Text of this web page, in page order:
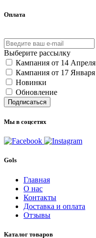
Оплата
Выберите рассылку
Кампания от 14 Апреля
Кампания от 17 Января
Новинки
Обновление
Подписаться
Мы в соцсетях
Gols
Главная
О нас
Контакты
Доставка и оплата
Отзывы
Каталог товаров